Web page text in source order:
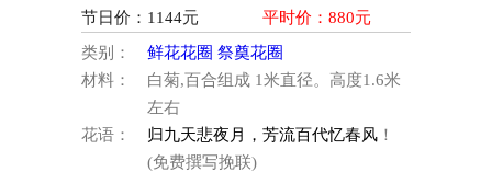
节日价： 1144元 平时价： 880元
类别：
鲜花花圈 祭奠花圈
材料：
白菊,百合组成 1米直径。高度1.6米
左右
花语：
归九天悲夜月，芳流百代忆春风 ！
(免费撰写挽联)